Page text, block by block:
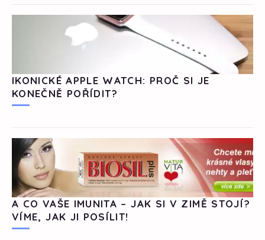
IKONICKÉ APPLE WATCH: PROČ SI JE
KONEČNĚ POŘÍDIT?
A CO VAŠE IMUNITA – JAK SI V ZIMĚ STOJÍ?
VÍME, JAK JI POSÍLIT!